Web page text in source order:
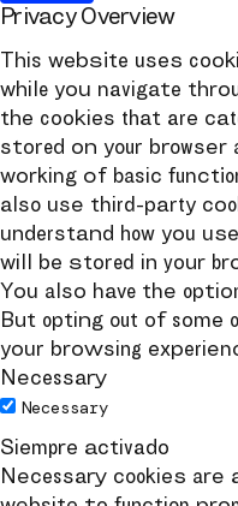
Privacy Overview
This website uses
while you navigate
the cookies that are
stored on your browser
working of basic
also use third-party
understand how you
will be stored in your
You also have the
But opting out of some
your browsing
Necessary
Necessary
Siempre activado
Necessary cookies